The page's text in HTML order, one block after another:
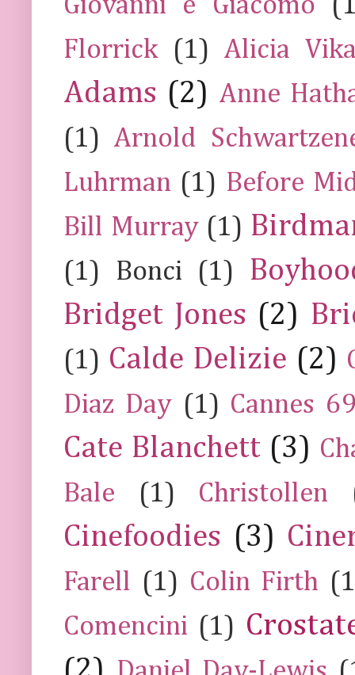
Giovanni e Giacomo
Florrick
(1) Alicia
Adams (2) Anne
(1) Arnold
Luhrman (1) Before
Bill Murray (1)
(1) Bonci (1)
Bridget Jones (2)
(1) Calde Delizie (2)
Diaz Day (1) Cannes
Cate Blanchett (3)
Bale
(1) Christollen
Cinefoodies (3)
Farell (1) Colin Firth
Comencini (1)